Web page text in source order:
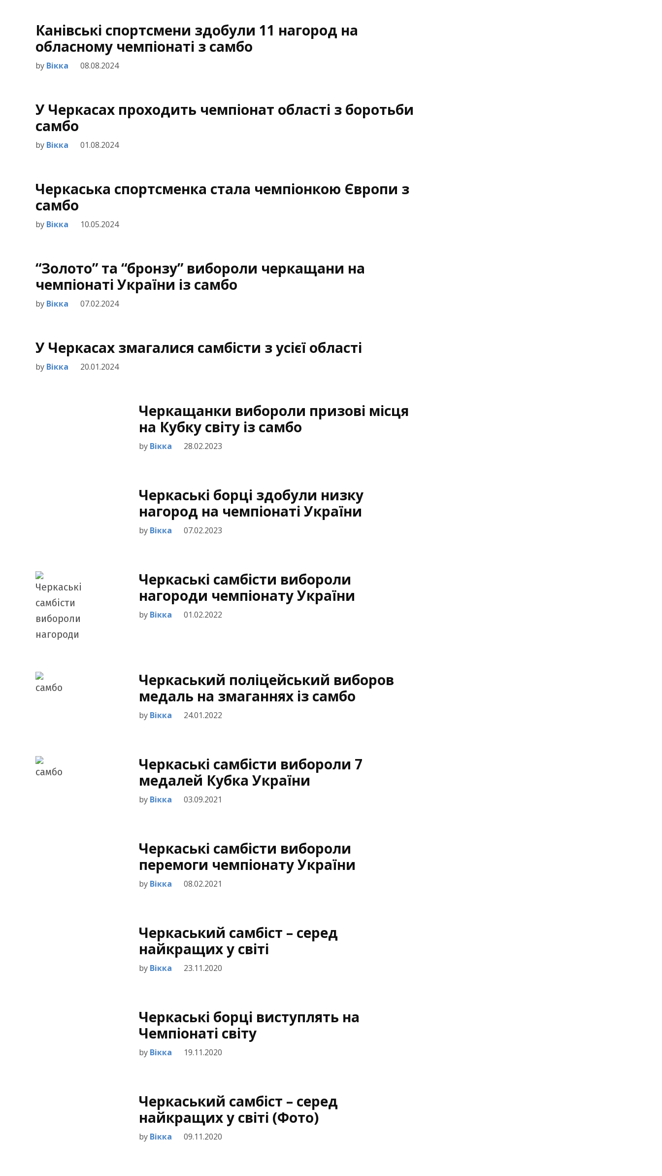
Канівські спортсмени здобули 11 нагород на
обласному чемпіонаті з самбо
by Вікка 08.08.2024
У Черкасах проходить чемпіонат області з боротьби
самбо
by Вікка 01.08.2024
Черкаська спортсменка стала чемпіонкою Європи з
самбо
by Вікка 10.05.2024
“Золото” та “бронзу” вибороли черкащани на
чемпіонаті України із самбо
by Вікка 07.02.2024
У Черкасах змагалися самбісти з усієї області
by Вікка 20.01.2024
Черкащанки вибороли призові місця
на Кубку світу із самбо
by Вікка 28.02.2023
Черкаські борці здобули низку
нагород на чемпіонаті України
by Вікка 07.02.2023
Черкаські самбісти вибороли
нагороди чемпіонату України
by Вікка 01.02.2022
Черкаський поліцейський виборов
медаль на змаганнях із самбо
by Вікка 24.01.2022
Черкаські самбісти вибороли 7
медалей Кубка України
by Вікка 03.09.2021
Черкаські самбісти вибороли
перемоги чемпіонату України
by Вікка 08.02.2021
Черкаський самбіст – серед
найкращих у світі
by Вікка 23.11.2020
Черкаські борці виступлять на
Чемпіонаті світу
by Вікка 19.11.2020
Черкаський самбіст – серед
найкращих у світі (Фото)
by Вікка 09.11.2020